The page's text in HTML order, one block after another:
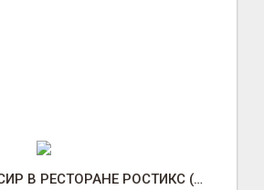
ПОВАР/ КАССИР В РЕСТОРАНЕ РОСТИКС (КФС)